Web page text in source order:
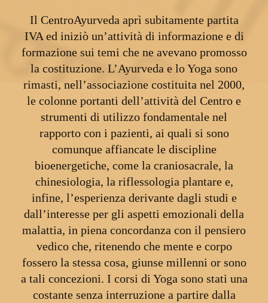
Il CentroAyurveda aprì subitamente partita
IVA ed iniziò un’attività di informazione e di
formazione sui temi che ne avevano promosso
la costituzione. L’Ayurveda e lo Yoga sono
rimasti, nell’associazione costituita nel 2000,
le colonne portanti dell’attività del Centro e
strumenti di utilizzo fondamentale nel
rapporto con i pazienti, ai quali si sono
comunque affiancate le discipline
bioenergetiche, come la craniosacrale, la
chinesiologia, la riflessologia plantare e,
infine, l’esperienza derivante dagli studi e
dall’interesse per gli aspetti emozionali della
malattia, in piena concordanza con il pensiero
vedico che, ritenendo che mente e corpo
fossero la stessa cosa, giunse millenni or sono
a tali concezioni. I corsi di Yoga sono stati una
costante senza interruzione a partire dalla